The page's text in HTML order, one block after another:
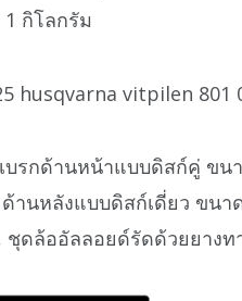
กิโลกรัม
บรกด้านหน้าแบบดิสก์คู่ ขน
ด้านหลังแบบดิสก์เดี่ยว ขนา
ชุดล้ออัลลอยด์รัดด้วยยางท